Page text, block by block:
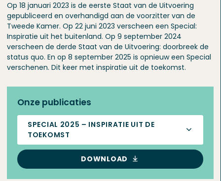
Op 18 januari 2023 is de eerste Staat van de Uitvoering
gepubliceerd en overhandigd aan de voorzitter van de
Tweede Kamer. Op 22 juni 2023 verscheen een Special:
Inspiratie uit het buitenland. Op 9 september 2024
verscheen de derde Staat van de Uitvoering: doorbreek de
status quo. En op 8 september 2025 is opnieuw een Special
verschenen. Dit keer met inspiratie uit de toekomst.
Onze publicaties
SPECIAL 2025 – INSPIRATIE UIT DE
TOEKOMST
DOWNLOAD